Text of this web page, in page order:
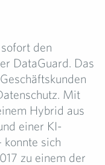
den
DataGuard. Das
Mit
Hybrid aus
einer KI-
sich
zu einem der